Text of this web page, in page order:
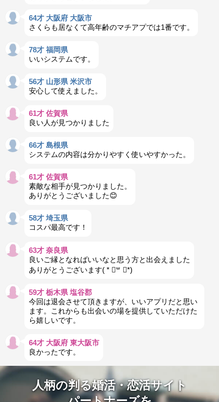
64才 大阪府 大阪市
さくらも居なくて高年齢のマチアプでは1番です。
78才 福岡県
いいシステムです。
56才 山形県 米沢市
安心して使えました。
61才 佐賀県
良い人が見つかりました
66才 島根県
システムの内容は分かりやすく使いやすかった。
61才 佐賀県
素敵な相手が見つかりました。
ありがとうございました😊
58才 埼玉県
コスパ最高です！
63才 奈良県
良いご縁となればいいなと思う方と出会えました
ありがとうございます( * ॑꒳ ॑*)
59才 栃木県 塩谷郡
今回は退会させて頂きますが、いいアプリだと思い
ます。これからも出会いの場を提供していただけた
ら嬉しいです。
64才 大阪府 東大阪市
良かったです。
人柄の判る婚活・恋活サイト